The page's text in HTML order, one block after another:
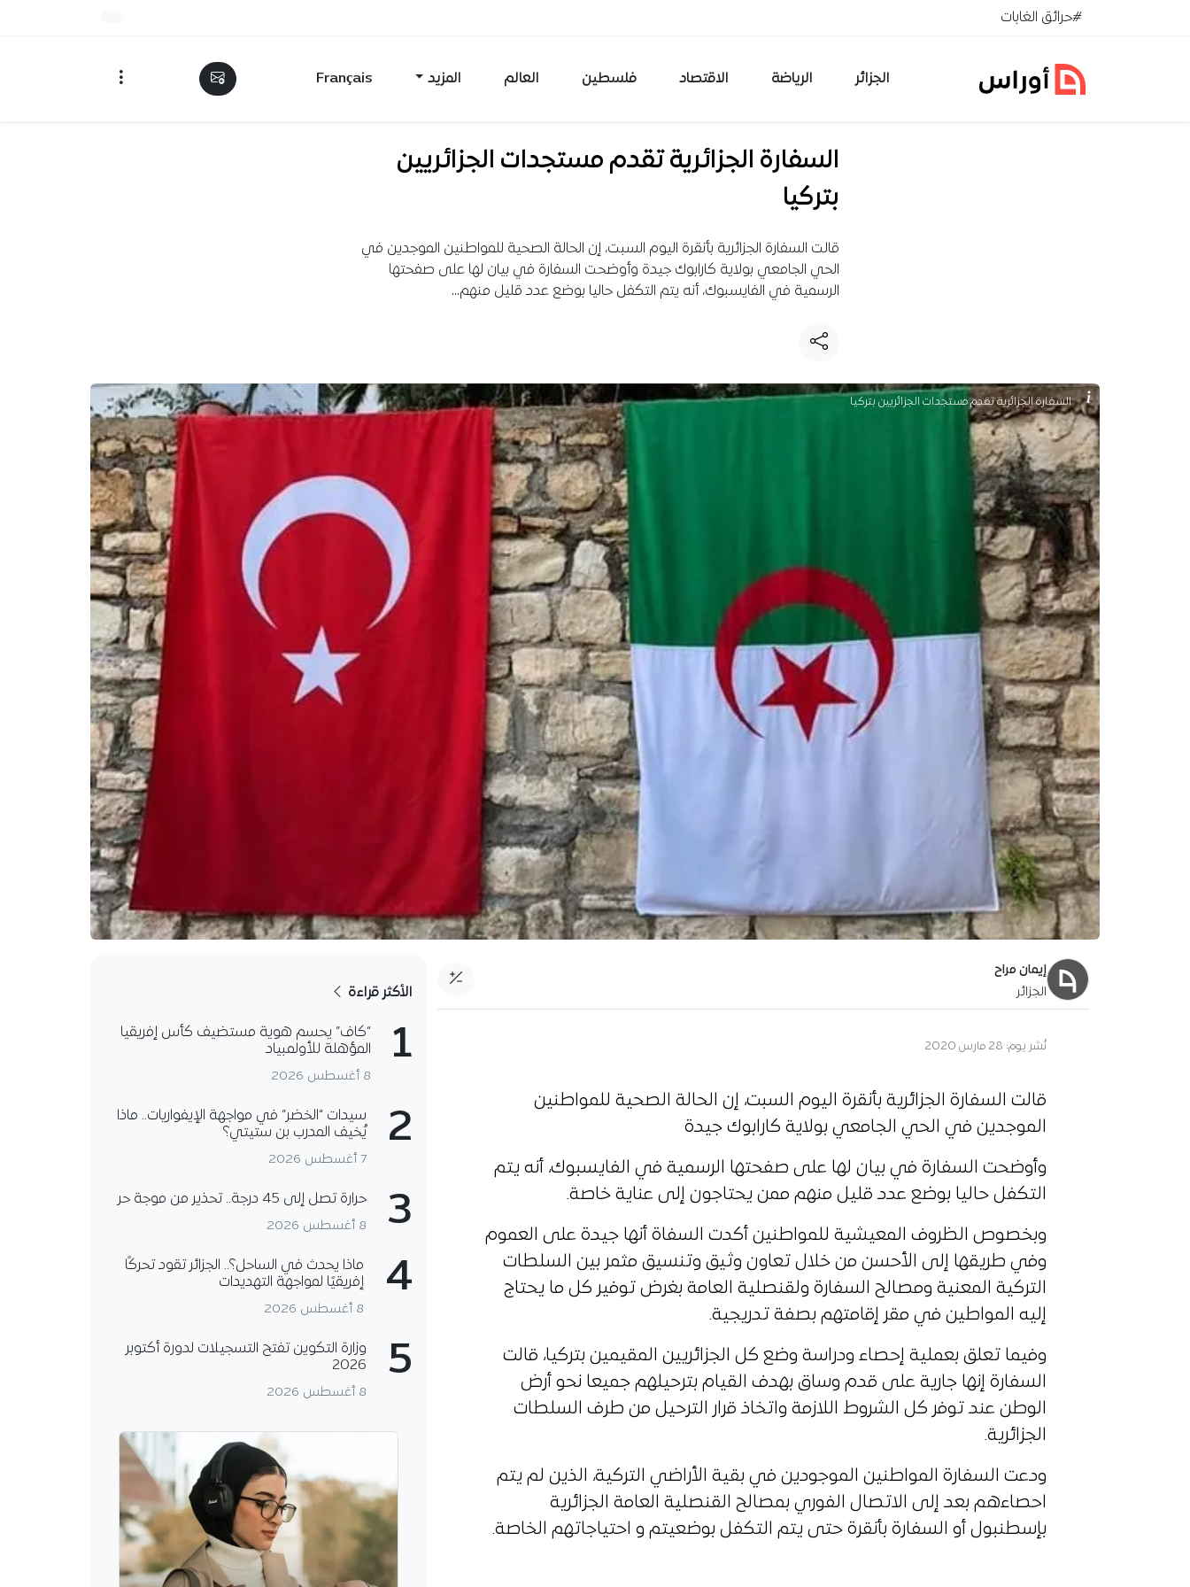
تخطي إلى المحتوى#حرائق الغابات
الجزائر الرياضة الاقتصاد فلسطين العالم المزيد Français
السفارة الجزائرية تقدم مستجدات الجزائريين
بتركيا
قالت السفارة الجزائرية بأنقرة اليوم السبت، إن الحالة الصحية للمواطنين الموجدين في
الحي الجامعي بولاية كارابوك جيدة وأوضحت السفارة في بيان لها على صفحتها
الرسمية في الفايسبوك، أنه يتم التكفل حاليا بوضع عدد قليل منهم…
السفارة الجزائرية تقدم مستجدات الجزائريين بتركيا
إيمان مراح
الجزائر
نُشر يوم: 28 مارس 2020
قالت السفارة الجزائرية بأنقرة اليوم السبت، إن الحالة الصحية للمواطنين
الموجدين في الحي الجامعي بولاية كارابوك جيدة
وأوضحت السفارة في بيان لها على صفحتها الرسمية في الفايسبوك، أنه يتم
التكفل حاليا بوضع عدد قليل منهم ممن يحتاجون إلى عناية خاصة.
وبخصوص الظروف المعيشية للمواطنين أكدت السفاة أنها جيدة على العموم
وفي طريقها إلى الأحسن من خلال تعاون وثيق وتنسيق مثمر بين السلطات
التركية المعنية ومصالح السفارة ولقنصلية العامة بغرض توفير كل ما يحتاج
إليه المواطين في مقر إقامتهم بصفة تدريجية.
وفيما تعلق بعملية إحصاء ودراسة وضع كل الجزائريين المقيمين بتركيا، قالت
السفارة إنها جارية على قدم وساق بهدف القيام بترحيلهم جميعا نحو أرض
الوطن عند توفر كل الشروط اللازمة واتخاذ قرار الترحيل من طرف السلطات
الجزائرية.
ودعت السفارة المواطنين الموجودين في بقية الأراضي التركية، الذين لم يتم
احصاءهم بعد إلى الاتصال الفوري بمصالح القنصلية العامة الجزائرية
بإسطنبول أو السفارة بأنقرة حتى يتم التكفل بوضعيتم و احتياجاتهم الخاصة.
الأكثر قراءة
1
“كاف” يحسم هوية مستضيف كأس إفريقيا
المؤهلة للأولمبياد
8 أغسطس 2026
2
سيدات “الخضر” في مواجهة الإيفواريات.. ماذا
يُخيف المدرب بن ستيتي؟
7 أغسطس 2026
3 حرارة تصل إلى 45 درجة.. تحذير من موجة حر
8 أغسطس 2026
4
ماذا يحدث في الساحل؟.. الجزائر تقود تحركًا
إفريقيًا لمواجهة التهديدات
8 أغسطس 2026
5
وزارة التكوين تفتح التسجيلات لدورة أكتوبر
2026
8 أغسطس 2026